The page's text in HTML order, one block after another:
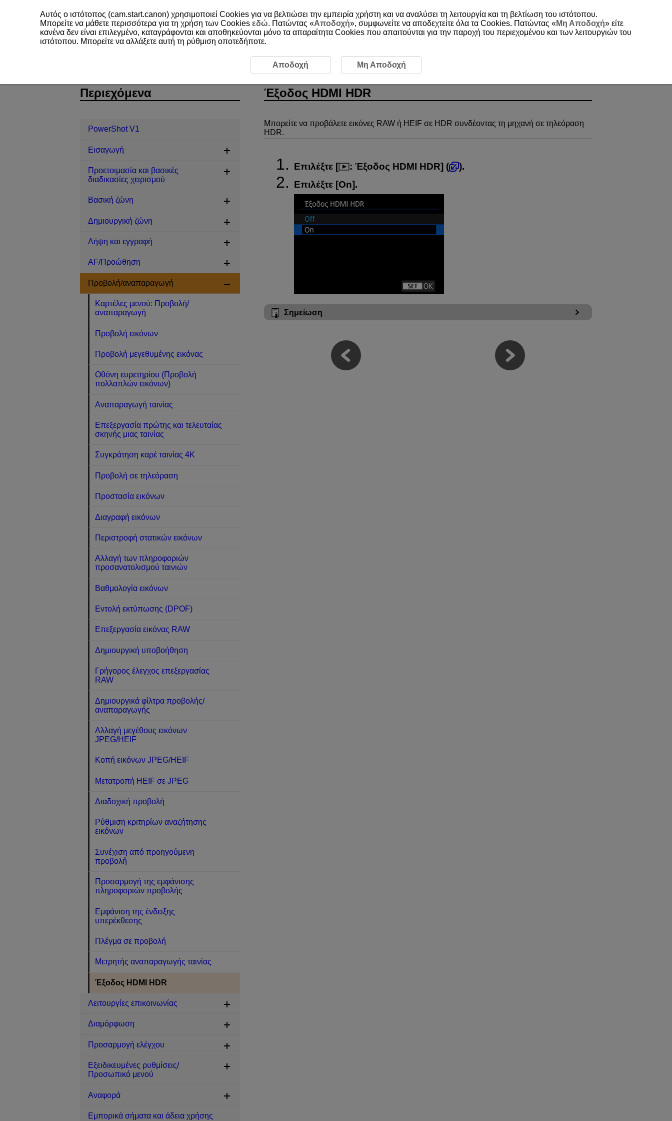
PowerShot V1 Προβολή/αναπαραγωγή
Έξοδος HDMI HDR
Μπορείτε να προβάλετε εικόνες RAW ή HEIF σε HDR συνδέοντας τη μηχανή σε τηλεόραση
HDR.
Επιλέξτε [ : Έξοδος HDMI HDR] (
).
Επιλέξτε [On].
Σημείωση
Περιεχόμενα
PowerShot V1
Εισαγωγή
Προετοιμασία και βασικές
διαδικασίες χειρισμού
Βασική ζώνη
Δημιουργική ζώνη
Λήψη και εγγραφή
AF/Προώθηση
Προβολή/αναπαραγωγή
Καρτέλες μενού: Προβολή/
αναπαραγωγή
Προβολή εικόνων
Προβολή μεγεθυμένης εικόνας
Οθόνη ευρετηρίου (Προβολή
πολλαπλών εικόνων)
Αναπαραγωγή ταινίας
Επεξεργασία πρώτης και τελευταίας
σκηνής μιας ταινίας
Συγκράτηση καρέ ταινίας 4K
Προβολή σε τηλεόραση
Προστασία εικόνων
Διαγραφή εικόνων
Περιστροφή στατικών εικόνων
Αλλαγή των πληροφοριών
προσανατολισμού ταινιών
Βαθμολογία εικόνων
Εντολή εκτύπωσης (DPOF)
Επεξεργασία εικόνας RAW
Δημιουργική υποβοήθηση
Γρήγορος έλεγχος επεξεργασίας
RAW
Δημιουργικά φίλτρα προβολής/
αναπαραγωγής
Αλλαγή μεγέθους εικόνων
JPEG/HEIF
Κοπή εικόνων JPEG/HEIF
Μετατροπή HEIF σε JPEG
Διαδοχική προβολή
Ρύθμιση κριτηρίων αναζήτησης
εικόνων
Συνέχιση από προηγούμενη
προβολή
Προσαρμογή της εμφάνισης
πληροφοριών προβολής
Εμφάνιση της ένδειξης
υπερέκθεσης
Πλέγμα σε προβολή
Μετρητής αναπαραγωγής ταινίας
Έξοδος HDMI HDR
Λειτουργίες επικοινωνίας
Διαμόρφωση
Προσαρμογή ελέγχου
Εξειδικευμένες ρυθμίσεις/
Προσωπικό μενού
Αναφορά
Εμπορικά σήματα και άδεια χρήσης
Αυτός ο ιστότοπος (cam.start.canon) χρησιμοποιεί Cookies για να βελτιώσει την εμπειρία χρήστη και να αναλύσει τη λειτουργία και τη βελτίωση του ιστότοπου.
Μπορείτε να μάθετε περισσότερα για τη χρήση των Cookies εδώ. Πατώντας «Αποδοχή», συμφωνείτε να αποδεχτείτε όλα τα Cookies. Πατώντας «Μη Αποδοχή» είτε
κανένα δεν είναι επιλεγμένο, καταγράφονται και αποθηκεύονται μόνο τα απαραίτητα Cookies που απαιτούνται για την παροχή του περιεχομένου και των λειτουργιών του
ιστότοπου. Μπορείτε να αλλάξετε αυτή τη ρύθμιση οποτεδήποτε.
Αποδοχή Μη Αποδοχή